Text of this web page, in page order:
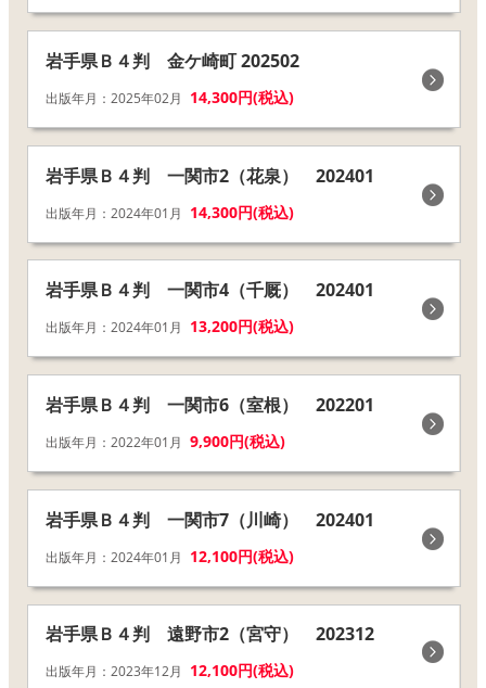
岩手県Ｂ４判 金ケ崎町 202502
出版年月：2025年02月 14,300円(税込)
岩手県Ｂ４判 一関市2（花泉） 202401
出版年月：2024年01月 14,300円(税込)
岩手県Ｂ４判 一関市4（千厩） 202401
出版年月：2024年01月 13,200円(税込)
岩手県Ｂ４判 一関市6（室根） 202201
出版年月：2022年01月 9,900円(税込)
岩手県Ｂ４判 一関市7（川崎） 202401
出版年月：2024年01月 12,100円(税込)
岩手県Ｂ４判 遠野市2（宮守） 202312
出版年月：2023年12月 12,100円(税込)